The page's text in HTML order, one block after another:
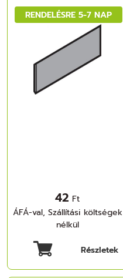
RENDELÉSRE 5-7 NAP
42 Ft
ÁFÁ-val, Szállítási költségek
nélkül
Részletek